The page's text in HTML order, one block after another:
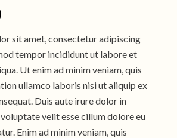
sit amet, consectetur adipiscing
tempor incididunt ut labore et
Ut enim ad minim veniam, quis
ullamco laboris nisi ut aliquip ex
Duis aute irure dolor in
velit esse cillum dolore eu
Enim ad minim veniam, quis